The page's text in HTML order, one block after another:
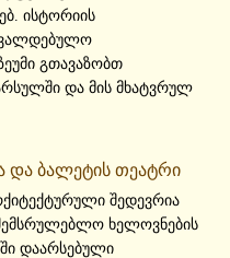
ისტორიის
გთავაზობთ
და მის მხატვრულ
და ბალეტის თეატრი
შედევრია
ხელოვნების
დაარსებული